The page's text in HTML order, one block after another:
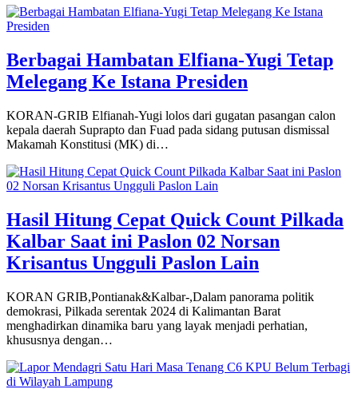
Berbagai Hambatan Elfiana-Yugi Tetap
Melegang Ke Istana Presiden
KORAN-GRIB Elfianah-Yugi lolos dari gugatan pasangan calon
kepala daerah Suprapto dan Fuad pada sidang putusan dismissal
Makamah Konstitusi (MK) di…
Hasil Hitung Cepat Quick Count Pilkada
Kalbar Saat ini Paslon 02 Norsan
Krisantus Ungguli Paslon Lain
KORAN GRIB,Pontianak&Kalbar-,Dalam panorama politik
demokrasi, Pilkada serentak 2024 di Kalimantan Barat
menghadirkan dinamika baru yang layak menjadi perhatian,
khususnya dengan…